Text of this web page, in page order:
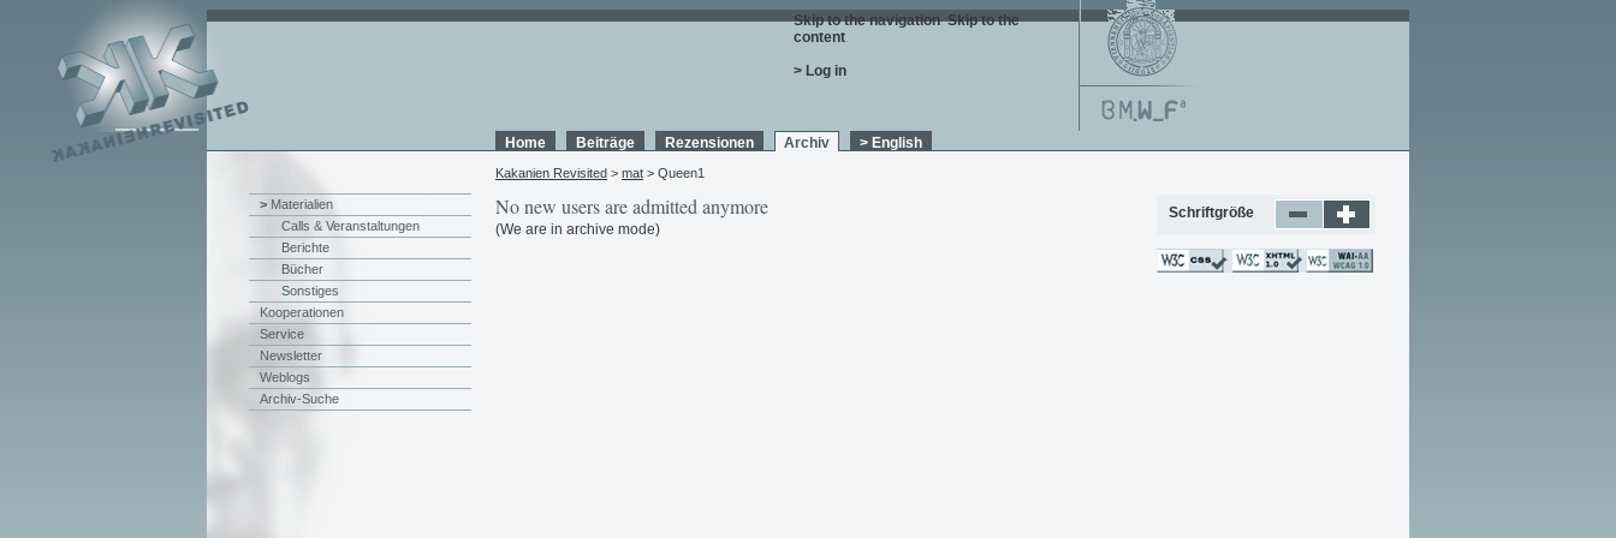
Skip to the navigation. Skip to the
content.
> Log in
Home Beiträge Rezensionen Archiv > English
Kakanien Revisited > mat > Queen1
No new users are admitted anymore
(We are in archive mode)
> Materialien
Calls & Veranstaltungen
Berichte
Bücher
Sonstiges
Kooperationen
Service
Newsletter
Weblogs
Archiv-Suche
Schriftgröße